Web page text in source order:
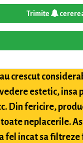
Trimite
crescut
estetic,
Din fericire,
neplacerile.
fel incat sa